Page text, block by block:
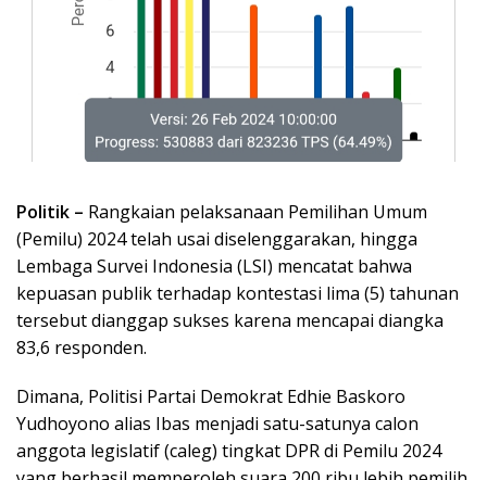
Politik – Rangkaian pelaksanaan Pemilihan Umum
(Pemilu) 2024 telah usai diselenggarakan, hingga
Lembaga Survei Indonesia (LSI) mencatat bahwa
kepuasan publik terhadap kontestasi lima (5) tahunan
tersebut dianggap sukses karena mencapai diangka
83,6 responden.
Dimana, Politisi Partai Demokrat Edhie Baskoro
Yudhoyono alias Ibas menjadi satu-satunya calon
anggota legislatif (caleg) tingkat DPR di Pemilu 2024